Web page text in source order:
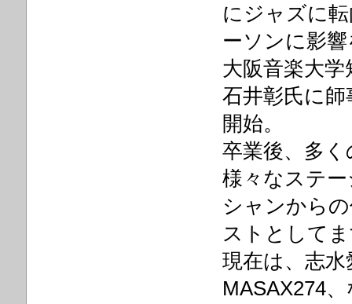
にジャズに
ーソンに影
大阪音楽大
石井彰氏に
開始。
卒業後、多
様々なステ
シャンから
ストとして
現在は、志
MASAX274